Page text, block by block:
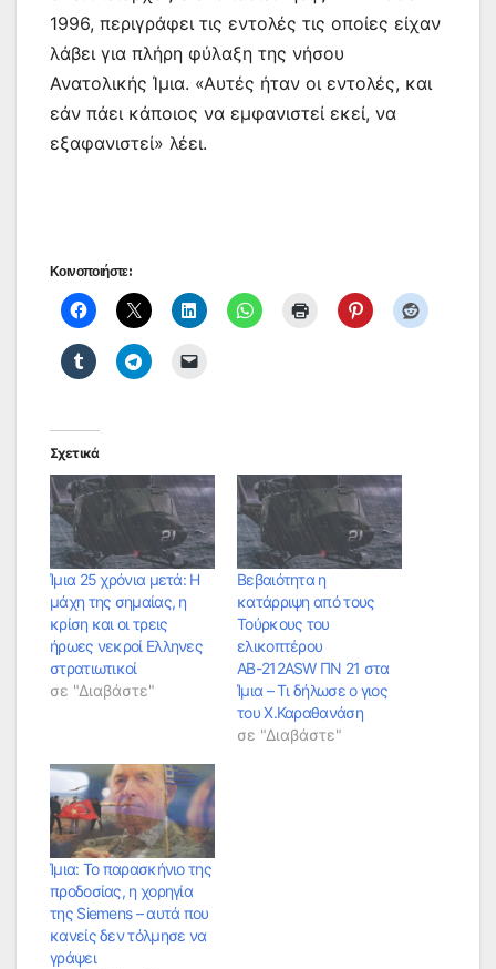
1996, περιγράφει τις εντολές τις οποίες είχαν
λάβει για πλήρη φύλαξη της νήσου
Ανατολικής Ίμια. «Αυτές ήταν οι εντολές, και
εάν πάει κάποιος να εμφανιστεί εκεί, να
εξαφανιστεί» λέει.
Κοινοποιήστε:
Σχετικά
Ίμια 25 χρόνια μετά: Η
μάχη της σημαίας, η
κρίση και οι τρεις
ήρωες νεκροί Ελληνες
στρατιωτικοί
σε "Διαβάστε"
Βεβαιότητα η
κατάρριψη από τους
Τούρκους του
ελικοπτέρου
ΑΒ-212ASW ΠΝ 21 στα
Ίμια – Τι δήλωσε ο γιος
του Χ.Καραθανάση
σε "Διαβάστε"
Ίμια: Το παρασκήνιο της
προδοσίας, η χορηγία
της Siemens – αυτά που
κανείς δεν τόλμησε να
γράψει